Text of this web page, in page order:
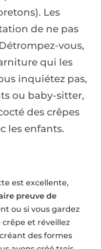
Les
de ne pas
vous,
qui les
inquiétez pas,
ou baby-sitter,
des crêpes
les enfants.
est excellente,
preuve de
ou si vous gardez
et réveillez
des formes